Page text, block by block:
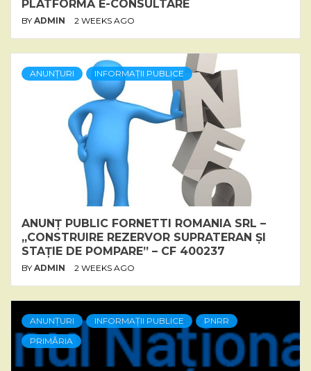
PLATFORMĂ E-CONSULTARE
BY ADMIN 2 WEEKS AGO
ANUNȚURI INFORMAȚII PUBLICE
ANUNȚ PUBLIC FORNETTI ROMANIA SRL –
„CONSTRUIRE REZERVOR SUPRATERAN ȘI
STAȚIE DE POMPARE” – CF 400237
BY ADMIN 2 WEEKS AGO
ANUNȚURI INFORMAȚII PUBLICE
PNRR
PRIMĂRIA